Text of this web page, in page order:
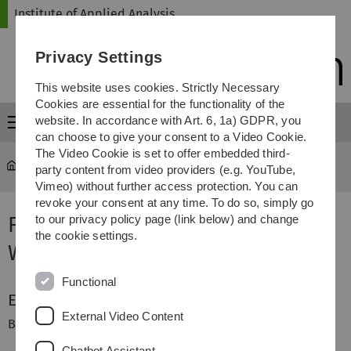
Skip
Skip
Skip
Skip
Institute of Applied Analysis
Menu
iaa ... Funktionalanalysis
Funktionalanalysis im
Wintersemester 10/11
Erforderliche Vorkenntnisse
Bachelor in Mathematik (oder vergleichbares)
Privacy Settings
This website uses cookies. Strictly Necessary
Cookies are essential for the functionality of the
website. In accordance with Art. 6, 1a) GDPR, you
can choose to give your consent to a Video Cookie.
The Video Cookie is set to offer embedded third-
party content from video providers (e.g. YouTube,
Vimeo) without further access protection. You can
revoke your consent at any time. To do so, simply go
to our privacy policy page (link below) and change
the cookie settings.
Functional
External Video Content